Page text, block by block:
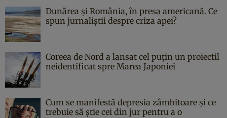
Dunărea și România, în presa americană. Ce
spun jurnaliștii despre criza apei?
Coreea de Nord a lansat cel puțin un proiectil
neidentificat spre Marea Japoniei
Cum se manifestă depresia zâmbitoare și ce
trebuie să știe cei din jur pentru a o